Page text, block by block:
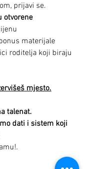
prijavi se.
otvorene
materijale
roditelja koji biraju
mjesto.
talenat.
dati i sistem koji